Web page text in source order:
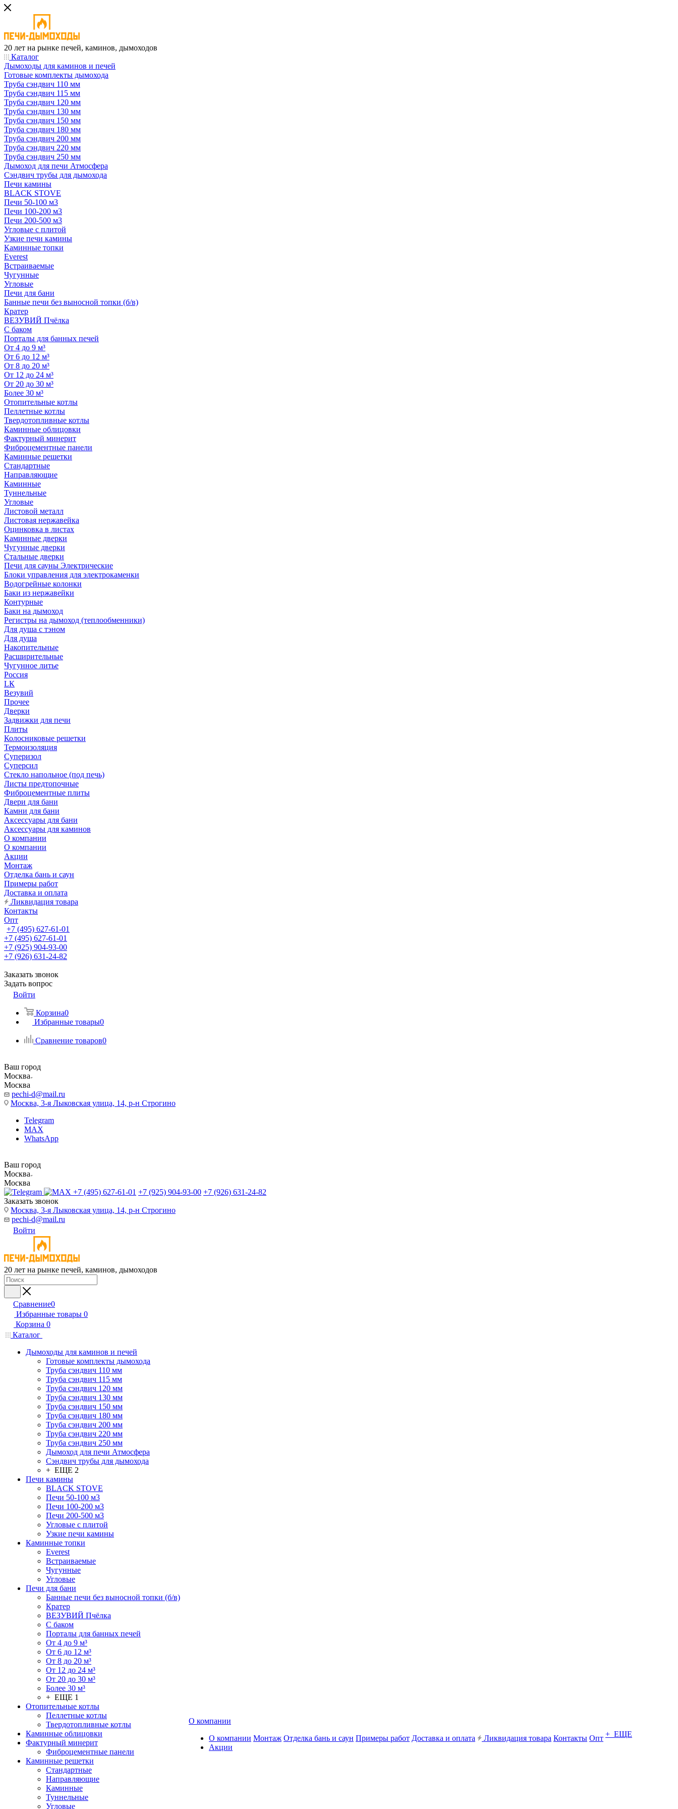
20 лет на рынке печей, каминов, дымоходов
Каталог
Дымоходы для каминов и печей
Готовые комплекты дымохода
Труба сэндвич 110 мм
Труба сэндвич 115 мм
Труба сэндвич 120 мм
Труба сэндвич 130 мм
Труба сэндвич 150 мм
Труба сэндвич 180 мм
Труба сэндвич 200 мм
Труба сэндвич 220 мм
Труба сэндвич 250 мм
Дымоход для печи Атмосфера
Сэндвич трубы для дымохода
Печи камины
BLACK STOVE
Печи 50-100 м3
Печи 100-200 м3
Печи 200-500 м3
Угловые с плитой
Узкие печи камины
Каминные топки
Everest
Встраиваемые
Чугунные
Угловые
Печи для бани
Банные печи без выносной топки (б/в)
Кратер
ВЕЗУВИЙ Пчёлка
С баком
Порталы для банных печей
От 4 до 9 м³
От 6 до 12 м³
От 8 до 20 м³
От 12 до 24 м³
От 20 до 30 м³
Более 30 м³
Отопительные котлы
Пеллетные котлы
Твердотопливные котлы
Каминные облицовки
Фактурный минерит
Фиброцементные панели
Каминные решетки
Стандартные
Направляющие
Каминные
Туннельные
Угловые
Листовой металл
Листовая нержавейка
Оцинковка в листах
Каминные дверки
Чугунные дверки
Стальные дверки
Печи для сауны Электрические
Блоки управления для электрокаменки
Водогрейные колонки
Баки из нержавейки
Контурные
Баки на дымоход
Регистры на дымоход (теплообменники)
Для душа с тэном
Для душа
Накопительные
Расширительные
Чугунное литье
Россия
LК
Везувий
Прочее
Дверки
Задвижки для печи
Плиты
Колосниковые решетки
Термоизоляция
Суперизол
Суперсил
Стекло напольное (под печь)
Листы предтопочные
Фиброцементные плиты
Двери для бани
Камни для бани
Аксессуары для бани
Аксессуары для каминов
О компании
О компании
Акции
Монтаж
Отделка бань и саун
Примеры работ
Доставка и оплата
Ликвидация товара
Контакты
Опт
+7 (495) 627-61-01
+7 (495) 627-61-01
+7 (925) 904-93-00
+7 (926) 631-24-82
Заказать звонок
Задать вопрос
Войти
Корзина0
Избранные товары0
Сравнение товаров0
Ваш город
Москва
Москва
pechi-d@mail.ru
Москва, 3-я Лыковская улица, 14, р-н Строгино
Telegram
MAX
WhatsApp
Ваш город
Москва
Москва
+7 (495) 627-61-01 +7 (925) 904-93-00 +7 (926) 631-24-82
Заказать звонок
Москва, 3-я Лыковская улица, 14, р-н Строгино
pechi-d@mail.ru
Войти
20 лет на рынке печей, каминов, дымоходов
Сравнение0
Избранные товары 0
Корзина 0
Каталог
Дымоходы для каминов и печей
Готовые комплекты дымохода
Труба сэндвич 110 мм
Труба сэндвич 115 мм
Труба сэндвич 120 мм
Труба сэндвич 130 мм
Труба сэндвич 150 мм
Труба сэндвич 180 мм
Труба сэндвич 200 мм
Труба сэндвич 220 мм
Труба сэндвич 250 мм
Дымоход для печи Атмосфера
Сэндвич трубы для дымохода
+ ЕЩЕ 2
Печи камины
BLACK STOVE
Печи 50-100 м3
Печи 100-200 м3
Печи 200-500 м3
Угловые с плитой
Узкие печи камины
Каминные топки
Everest
Встраиваемые
Чугунные
Угловые
Печи для бани
Банные печи без выносной топки (б/в)
Кратер
ВЕЗУВИЙ Пчёлка
С баком
Порталы для банных печей
От 4 до 9 м³
От 6 до 12 м³
От 8 до 20 м³
От 12 до 24 м³
От 20 до 30 м³
Более 30 м³
+ ЕЩЕ 1
Отопительные котлы
Пеллетные котлы
Твердотопливные котлы
Каминные облицовки
Фактурный минерит
Фиброцементные панели
Каминные решетки
Стандартные
Направляющие
Каминные
Туннельные
Угловые
О компании
О компании
Акции
Монтаж Отделка бань и саун Примеры работ Доставка и оплата Ликвидация товара Контакты Опт + ЕЩЕ